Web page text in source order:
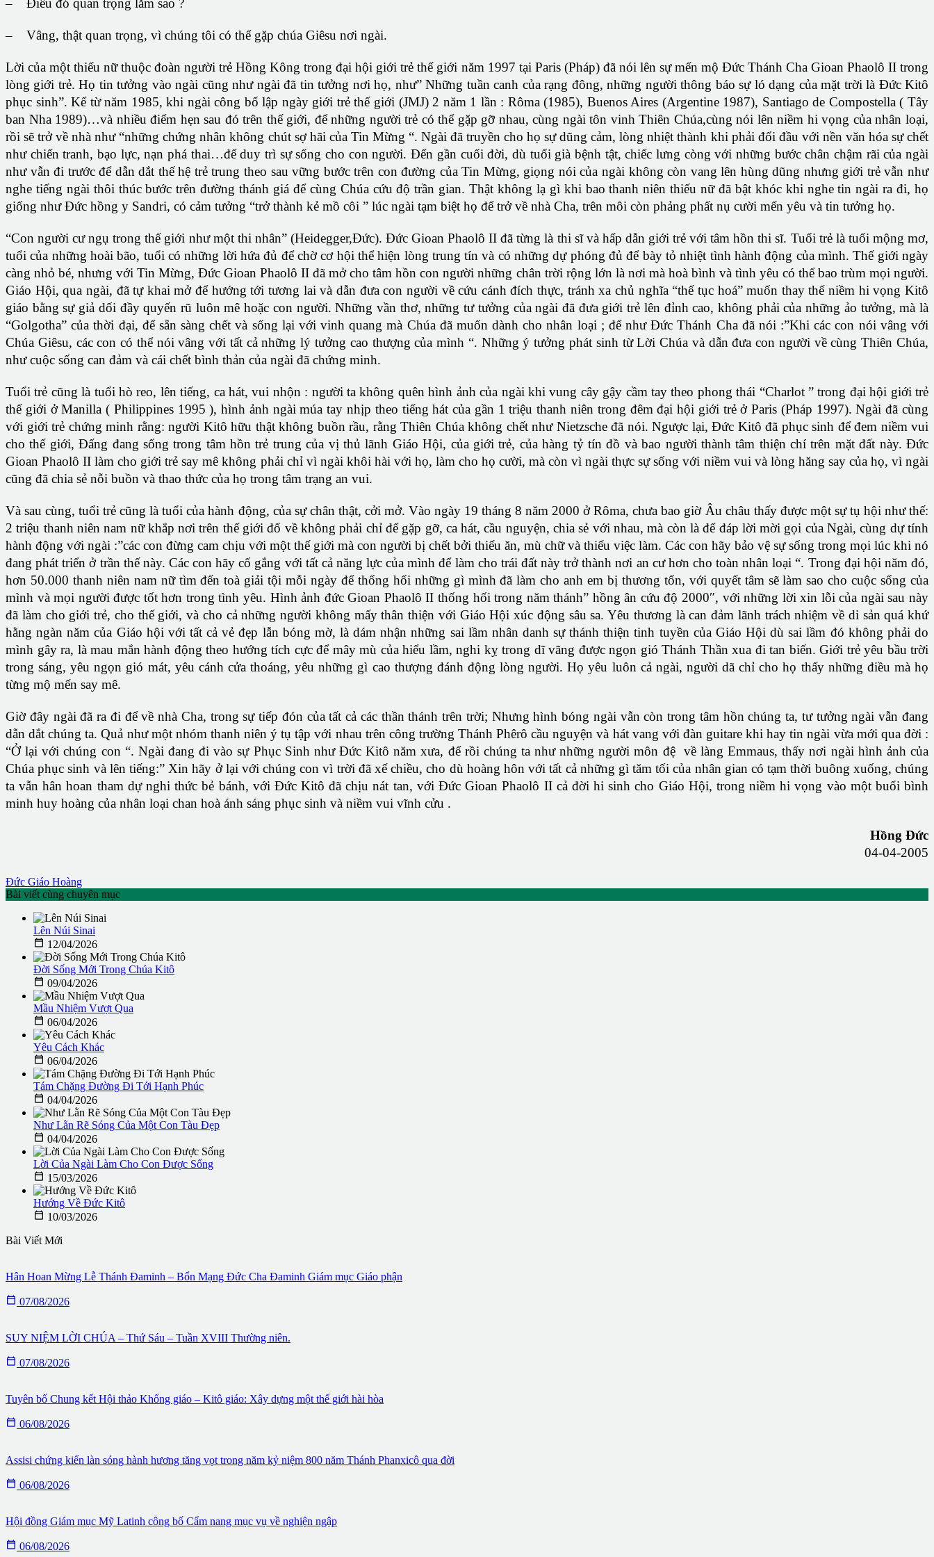
– Điều đó quan trọng lắm sao ?
– Vâng, thật quan trọng, vì chúng tôi có thể gặp chúa Giêsu nơi ngài.
Lời của một thiếu nữ thuộc đoàn người trẻ Hồng Kông trong đại hội giới trẻ thế giới năm 1997 tại Paris (Pháp) đã nói lên sự mến mộ Đức Thánh Cha Gioan Phaolô II trong
lòng giới trẻ. Họ tin tưởng vào ngài cũng như ngài đã tin tưởng nơi họ, như” Những tuần canh của rạng đông, những người thông báo sự ló dạng của mặt trời là Đức Kitô
phục sinh”. Kể từ năm 1985, khi ngài công bố lập ngày giới trẻ thế giới (JMJ) 2 năm 1 lần : Rôma (1985), Buenos Aires (Argentine 1987), Santiago de Compostella ( Tây
ban Nha 1989)…và nhiều điểm hẹn sau đó trên thế giới, để những người trẻ có thể gặp gỡ nhau, cùng ngài tôn vinh Thiên Chúa,cùng nói lên niềm hi vọng của nhân loại,
rồi sẽ trở về nhà như “những chứng nhân không chút sợ hãi của Tin Mừng “. Ngài đã truyền cho họ sự dũng cảm, lòng nhiệt thành khi phải đối đầu với nền văn hóa sự chết
như chiến tranh, bạo lực, nạn phá thai…để duy trì sự sống cho con người. Đến gần cuối đời, dù tuổi già bệnh tật, chiếc lưng còng với những bước chân chậm rãi của ngài
như vẫn đi trước để dẫn dắt thế hệ trẻ trung theo sau vững bước trên con đường của Tin Mừng, giọng nói của ngài không còn vang lên hùng dũng nhưng giới trẻ vẫn như
nghe tiếng ngài thôi thúc bước trên đường thánh giá để cùng Chúa cứu độ trần gian. Thật không lạ gì khi bao thanh niên thiếu nữ đã bật khóc khi nghe tin ngài ra đi, họ
giống như Đức hồng y Sandri, có cảm tưởng “trở thành kẻ mồ côi ” lúc ngài tạm biệt họ để trở về nhà Cha, trên môi còn phảng phất nụ cười mến yêu và tin tưởng họ.
“Con người cư ngụ trong thế giới như một thi nhân” (Heidegger,Đức). Đức Gioan Phaolô II đã từng là thi sĩ và hấp dẫn giới trẻ với tâm hồn thi sĩ. Tuổi trẻ là tuổi mộng mơ,
tuổi của những hoài bão, tuổi có những lời hứa đủ để chờ cơ hội thể hiện lòng trung tín và có những dự phóng đủ để bày tỏ nhiệt tình hành động của mình. Thế giới ngày
càng nhỏ bé, nhưng với Tin Mừng, Đức Gioan Phaolô II đã mở cho tâm hồn con người những chân trời rộng lớn là nơi mà hoà bình và tình yêu có thể bao trùm mọi người.
Giáo Hội, qua ngài, đã tự khai mở để hướng tới tương lai và dẫn đưa con người về cứu cánh đích thực, tránh xa chủ nghĩa “thế tục hoá” muốn thay thế niềm hi vọng Kitô
giáo bằng sự giả dối đầy quyến rũ luôn mê hoặc con người. Những vần thơ, những tư tưởng của ngài đã đưa giới trẻ lên đỉnh cao, không phải của những ảo tưởng, mà là
“Golgotha” của thời đại, để sẵn sàng chết và sống lại với vinh quang mà Chúa đã muốn dành cho nhân loại ; để như Đức Thánh Cha đã nói :”Khi các con nói vâng với
Chúa Giêsu, các con có thể nói vâng với tất cả những lý tưởng cao thượng của mình “. Những ý tưởng phát sinh từ Lời Chúa và dẫn đưa con người về cùng Thiên Chúa,
như cuộc sống can đảm và cái chết bình thản của ngài đã chứng minh.
Tuổi trẻ cũng là tuổi hò reo, lên tiếng, ca hát, vui nhộn : người ta không quên hình ảnh của ngài khi vung cây gậy cầm tay theo phong thái “Charlot ” trong đại hội giới trẻ
thế giới ở Manilla ( Philippines 1995 ), hình ảnh ngài múa tay nhịp theo tiếng hát của gần 1 triệu thanh niên trong đêm đại hội giới trẻ ở Paris (Pháp 1997). Ngài đã cùng
với giới trẻ chứng minh rằng: người Kitô hữu thật không buồn rầu, rằng Thiên Chúa không chết như Nietzsche đã nói. Ngược lại, Đức Kitô đã phục sinh để đem niềm vui
cho thế giới, Đấng đang sống trong tâm hồn trẻ trung của vị thủ lãnh Giáo Hội, của giới trẻ, của hàng tỷ tín đồ và bao người thành tâm thiện chí trên mặt đất này. Đức
Gioan Phaolô II làm cho giới trẻ say mê không phải chỉ vì ngài khôi hài với họ, làm cho họ cười, mà còn vì ngài thực sự sống với niềm vui và lòng hăng say của họ, vì ngài
cũng đã chia sẻ nỗi buồn và thao thức của họ trong tâm trạng an vui.
Và sau cùng, tuổi trẻ cũng là tuổi của hành động, của sự chân thật, cởi mở. Vào ngày 19 tháng 8 năm 2000 ở Rôma, chưa bao giờ Âu châu thấy được một sự tụ hội như thế:
2 triệu thanh niên nam nữ khắp nơi trên thế giới đổ về không phải chỉ để gặp gỡ, ca hát, cầu nguyện, chia sẻ với nhau, mà còn là để đáp lời mời gọi của Ngài, cùng dự tính
hành động với ngài :”các con đừng cam chịu với một thế giới mà con người bị chết bởi thiếu ăn, mù chữ và thiếu việc làm. Các con hãy bảo vệ sự sống trong mọi lúc khi nó
đang phát triển ở trần thế này. Các con hãy cố gắng với tất cả năng lực của mình để làm cho trái đất này trở thành nơi an cư hơn cho toàn nhân loại “. Trong đại hội năm đó,
hơn 50.000 thanh niên nam nữ tìm đến toà giải tội mỗi ngày để thống hối những gì mình đã làm cho anh em bị thương tổn, với quyết tâm sẽ làm sao cho cuộc sống của
mình và mọi người được tốt hơn trong tình yêu. Hình ảnh đức Gioan Phaolô II thống hối trong năm thánh” hồng ân cứu độ 2000″, với những lời xin lỗi của ngài sau này
đã làm cho giới trẻ, cho thế giới, và cho cả những người không mấy thân thiện với Giáo Hội xúc động sâu sa. Yêu thương là can đảm lãnh trách nhiệm về di sản quá khứ
hằng ngàn năm của Giáo hội với tất cả vẻ đẹp lẫn bóng mờ, là dám nhận những sai lầm nhân danh sự thánh thiện tinh tuyền của Giáo Hội dù sai lầm đó không phải do
mình gây ra, là mau mắn hành động theo hướng tích cực để mây mù của hiểu lầm, nghi kỵ trong dĩ vãng được ngọn gió Thánh Thần xua đi tan biến. Giới trẻ yêu bầu trời
trong sáng, yêu ngọn gió mát, yêu cánh cửa thoáng, yêu những gì cao thượng đánh động lòng người. Họ yêu luôn cả ngài, người dã chỉ cho họ thấy những điều mà họ
từng mộ mến say mê.
Giờ đây ngài đã ra đi để về nhà Cha, trong sự tiếp đón của tất cả các thần thánh trên trời; Nhưng hình bóng ngài vẫn còn trong tâm hồn chúng ta, tư tưởng ngài vẫn đang
dẫn dắt chúng ta. Quả như một nhóm thanh niên ý tụ tập với nhau trên công trường Thánh Phêrô cầu nguyện và hát vang với đàn guitare khi hay tin ngài vừa mới qua đời :
“Ở lại với chúng con “. Ngài đang đi vào sự Phục Sinh như Đức Kitô năm xưa, để rồi chúng ta như những người môn đệ về làng Emmaus, thấy nơi ngài hình ảnh của
Chúa phục sinh và lên tiếng:” Xin hãy ở lại với chúng con vì trời đã xế chiều, cho dù hoàng hôn với tất cả những gì tăm tối của nhân gian có tạm thời buông xuống, chúng
ta vẫn hân hoan tham dự nghi thức bẻ bánh, với Đức Kitô đã chịu nát tan, với Đức Gioan Phaolô II cả đời hi sinh cho Giáo Hội, trong niềm hi vọng vào một buổi bình
minh huy hoàng của nhân loại chan hoà ánh sáng phục sinh và niềm vui vĩnh cửu .
Hồng Đức
04-04-2005
Đức Giáo Hoàng
Bài viết cùng chuyên mục
Lên Núi Sinai
 12/04/2026
Đời Sống Mới Trong Chúa Kitô
 09/04/2026
Mầu Nhiệm Vượt Qua
 06/04/2026
Yêu Cách Khác
 06/04/2026
Tám Chặng Đường Đi Tới Hạnh Phúc
 04/04/2026
Như Lằn Rẽ Sóng Của Một Con Tàu Đẹp
 04/04/2026
Lời Của Ngài Làm Cho Con Được Sống
 15/03/2026
Hướng Về Đức Kitô
 10/03/2026
Bài Viết Mới
Hân Hoan Mừng Lễ Thánh Đaminh – Bổn Mạng Đức Cha Đaminh Giám mục Giáo phận
 07/08/2026
SUY NIỆM LỜI CHÚA – Thứ Sáu – Tuần XVIII Thường niên.
 07/08/2026
Tuyên bố Chung kết Hội thảo Khổng giáo – Kitô giáo: Xây dựng một thế giới hài hòa
 06/08/2026
Assisi chứng kiến làn sóng hành hương tăng vọt trong năm kỷ niệm 800 năm Thánh Phanxicô qua đời
 06/08/2026
Hội đồng Giám mục Mỹ Latinh công bố Cẩm nang mục vụ về nghiện ngập
 06/08/2026